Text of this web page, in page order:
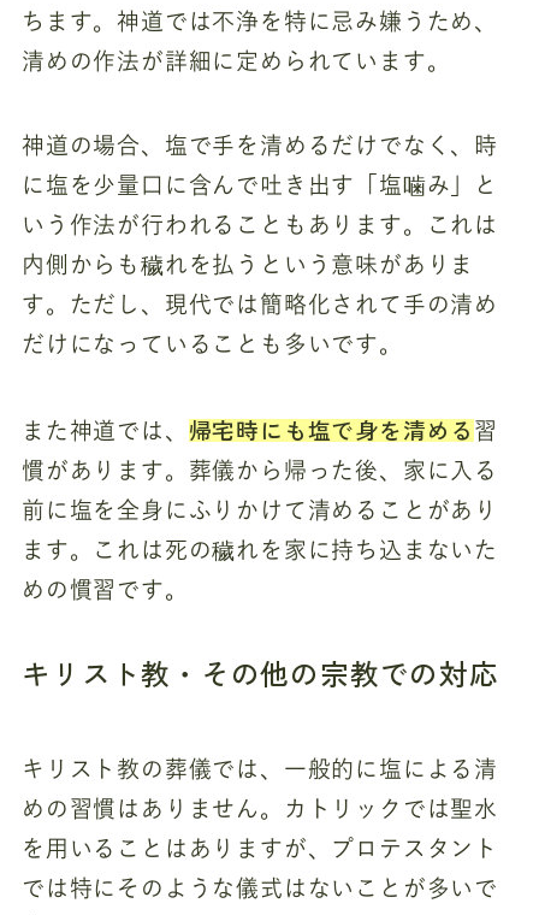
ちます。神道では不浄を特に忌み嫌うため、
清めの作法が詳細に定められています。
神道の場合、塩で手を清めるだけでなく、時
に塩を少量口に含んで吐き出す「塩噛み」と
いう作法が行われることもあります。これは
内側からも穢れを払うという意味がありま
す。ただし、現代では簡略化されて手の清め
だけになっていることも多いです。
また神道では、 帰宅時にも塩で身を清める習
慣があります。葬儀から帰った後、家に入る
前に塩を全身にふりかけて清めることがあり
ます。これは死の穢れを家に持ち込まないた
めの慣習です。
キリスト教・その他の宗教での対応
キリスト教の葬儀では、一般的に塩による清
めの習慣はありません。カトリックでは聖水
を用いることはありますが、プロテスタント
では特にそのような儀式はないことが多いで